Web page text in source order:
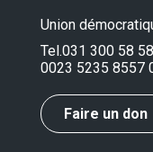
Union
Tel.031 300 58 58
0023 5235 8557
Faire un don